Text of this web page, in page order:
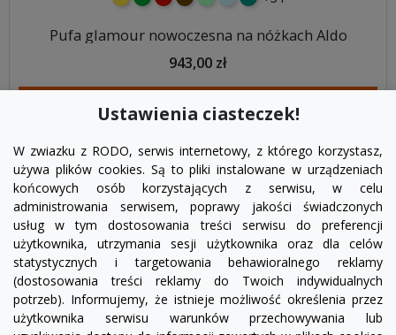
Pufa glamour nowoczesna na nóżkach Aldo
943,00 zł
FacebookYouTubePinterest
Ustawienia ciasteczek!
W zwiazku z RODO, serwis internetowy, z którego korzystasz,
używa plików cookies. Są to pliki instalowane w urządzeniach
końcowych osób korzystających z serwisu, w celu
administrowania serwisem, poprawy jakości świadczonych
usług w tym dostosowania treści serwisu do preferencji
użytkownika, utrzymania sesji użytkownika oraz dla celów
statystycznych i targetowania behawioralnego reklamy
(dostosowania treści reklamy do Twoich indywidualnych
potrzeb). Informujemy, że istnieje możliwość określenia przez
użytkownika serwisu warunków przechowywania lub